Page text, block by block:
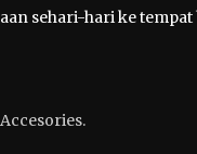
sehari-hari ke